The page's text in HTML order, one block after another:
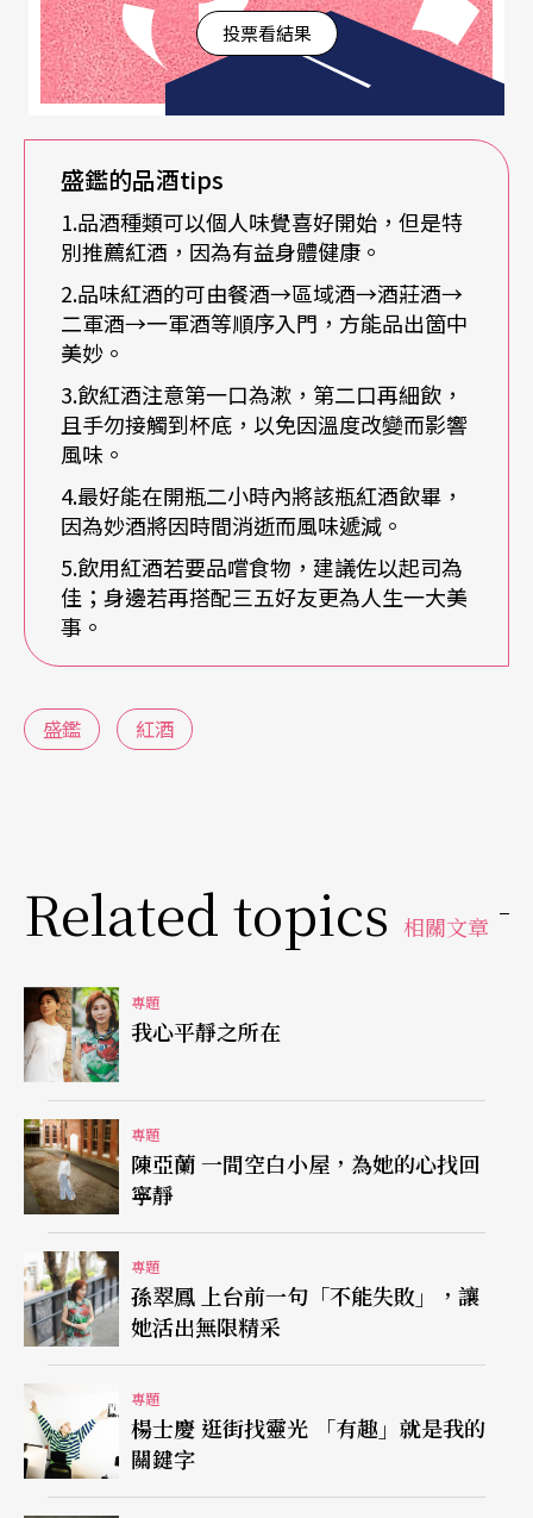
王，或至忠至勇的張飛等等，他語帶遙想地表示：
「讓想像力隨著酒在血液中竄流，更令我深刻體會
這些角色的性格。」有的時候，盛鑑也會反過來以
酒入魂，在品嚐到某一瓶酒時，因為特殊的酒性深
沉，而參悟到各個角色的多層次獨特個性，讓他的
演出總能如一瓶美酒般，愈沉愈香。
從餐酒喝到一軍酒
平常走在路上，或坐在窗邊，盛鑑總是會仔細地觀
察著人們，「這給了我更認識人群的機會」他笑笑
說。而酒，也總是以多樣面容示人，這讓盛鑑對品
酒的時候，有著分外的體會。「因為酒真的太有個
性，所以我建議大家最好能由餐酒開始，漸漸喝到
區域酒、酒莊酒、二軍酒最後到一軍酒。」
盛鑑說，餐酒多半香甜而無韻，區域酒則有著各地
風土的特色口感，如以法國河右岸愈偏北的話，紅
酒味道偏順甜好入口，而河左岸愈偏南則含較多單
牌的不同而形成的，在口感與品質幾乎無二異之
笑開懷語：「當然是非常感動的，那樣的醇香絕
美，真的無法忘懷。」
艷美酒韻開展人生眼界
啜飲這樣的濃紅玉液時，除了細品口感外，盛鑑也
鐘愛那酒的色澤與香氣，他專家般地分析：「酒有
三層顏色，第一是透明層的酒精，濃度愈高則量愈
多，也會在杯壁上形成『淚痕』；其次是粉紅色調
與深紅色調，代表著年份……」就這樣，一瓶瓶的
紅酒就在眼前鮮活復甦，將之吞入喉間，芬芳綻
開，香氣四溢，而人生的眼界也跟隨著酒韻而飄搖
漾美了。
投票看結果
盛鑑的品酒tips
1.品酒種類可以個人味覺喜好開始，但是特
別推薦紅酒，因為有益身體健康。
2.品味紅酒的可由餐酒→區域酒→酒莊酒→
二軍酒→一軍酒等順序入門，方能品出箇中
美妙。
3.飲紅酒注意第一口為漱，第二口再細飲，
且手勿接觸到杯底，以免因溫度改變而影響
風味。
4.最好能在開瓶二小時內將該瓶紅酒飲畢，
因為妙酒將因時間消逝而風味遞減。
5.飲用紅酒若要品嚐食物，建議佐以起司為
佳；身邊若再搭配三五好友更為人生一大美
事。
盛鑑 紅酒
Related topics 相關文章
專題
我心平靜之所在
專題
陳亞蘭 一間空白小屋，為她的心找回
寧靜
專題
孫翠鳳 上台前一句「不能失敗」，讓
她活出無限精采
專題
楊士慶 逛街找靈光 「有趣」就是我的
關鍵字